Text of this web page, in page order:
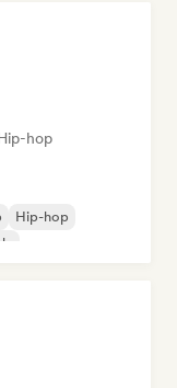
hop
Hip-hop